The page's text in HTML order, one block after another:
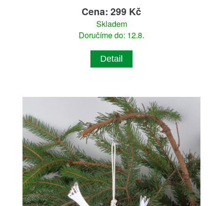
Cena: 299 Kč
Skladem
Doručíme do: 12.8.
Detail